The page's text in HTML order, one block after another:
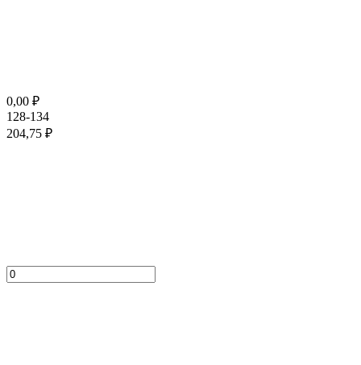
0,00 ₽
128-134
204,75 ₽